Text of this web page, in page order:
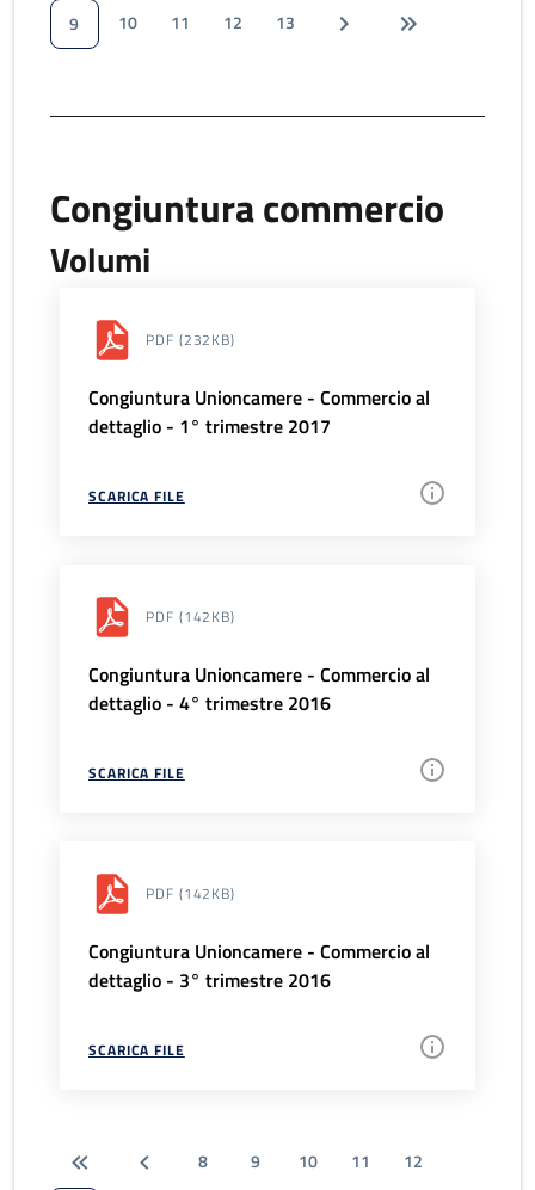
9
10 11 12 13
Congiuntura commercio
Volumi
PDF (232KB)
Congiuntura Unioncamere - Commercio al
dettaglio - 1° trimestre 2017
SCARICA FILE
PDF (142KB)
Congiuntura Unioncamere - Commercio al
dettaglio - 4° trimestre 2016
SCARICA FILE
PDF (142KB)
Congiuntura Unioncamere - Commercio al
dettaglio - 3° trimestre 2016
SCARICA FILE
8 9 10 11
12